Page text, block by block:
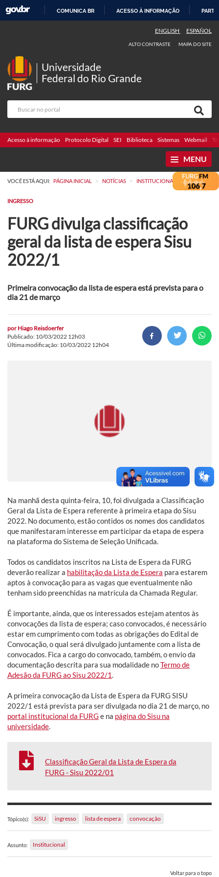
COMUNICA BR ACESSO À INFORMAÇÃO
ENGLISH ESPAÑOL
ALTO CONTRASTE MAPA DO SITE
Universidade
Federal do Rio Grande
Acesso à informação Protocolo Digital SEI Biblioteca Sistemas Webmail
MENU
VOCÊ ESTÁ AQUI: PÁGINA INICIAL > NOTÍCIAS > INSTITUCIONAL
INGRESSO
FURG divulga classificação
geral da lista de espera Sisu
2022/1
Primeira convocação da lista de espera está prevista para o
dia 21 de março
por Hiago Reisdoerfer
Publicado: 10/03/2022 12h03
Última modificação: 10/03/2022 12h04
Na manhã desta quinta-feira, 10, foi divulgada a Classificação
Geral da Lista de Espera referente à primeira etapa do Sisu
2022. No documento, estão contidos os nomes dos candidatos
que manifestaram interesse em participar da etapa de espera
na plataforma do Sistema de Seleção Unificada.
Todos os candidatos inscritos na Lista de Espera da FURG
deverão realizar a habilitação da Lista de Espera para estarem
aptos à convocação para as vagas que eventualmente não
tenham sido preenchidas na matrícula da Chamada Regular.
É importante, ainda, que os interessados estejam atentos às
convocações da lista de espera; caso convocados, é necessário
estar em cumprimento com todas as obrigações do Edital de
Convocação, o qual será divulgado juntamente com a lista de
convocados. Fica a cargo do convocado, também, o envio da
documentação descrita para sua modalidade noTermo de
Adesão da FURG ao Sisu 2022/1.
A primeira convocação da Lista de Espera da FURG SISU
2022/1 está prevista para ser divulgada no dia 21 de março, no
portal institucional da FURG e na página do Sisu na
universidade.
Classificação Geral da Lista de Espera da
FURG - Sisu 2022/01
Tópico(s): SiSU ingresso lista de espera convocação
Assunto: Institucional
Voltar para o topo